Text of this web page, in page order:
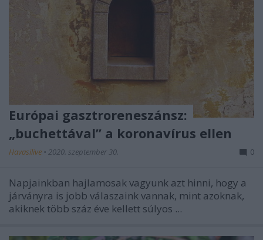
Európai gasztroreneszánsz:
„buchettával” a koronavírus ellen
Havasilive • 2020. szeptember 30. 0
Napjainkban hajlamosak vagyunk azt hinni, hogy a
járványra is jobb válaszaink vannak, mint azoknak,
akiknek több száz éve kellett súlyos ...